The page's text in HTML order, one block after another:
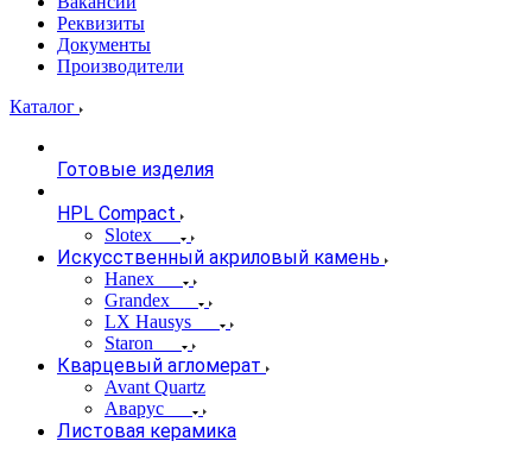
Реквизиты
Документы
Производители
Каталог
Готовые изделия
HPL Compact
Slotex
Искусственный акриловый камень
Hanex
Grandex
LX Hausys
Staron
Кварцевый агломерат
Avant Quartz
Аварус
Листовая керамика